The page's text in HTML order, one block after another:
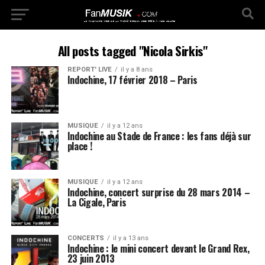
All posts tagged "Nicola Sirkis"
REPORT' LIVE il y a 8 ans
Indochine, 17 février 2018 – Paris
MUSIQUE il y a 12 ans
Indochine au Stade de France : les fans déjà sur
place !
MUSIQUE il y a 12 ans
Indochine, concert surprise du 28 mars 2014 –
La Cigale, Paris
CONCERTS il y a 13 ans
Indochine : le mini concert devant le Grand Rex,
23 juin 2013